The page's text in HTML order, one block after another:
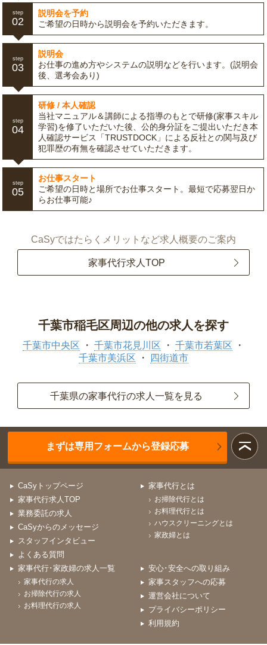
step
02
説明会を予約
ご希望の日時から説明会を予約いただきます。
step
03
説明会
お仕事の進め方やシステムの説明などを行います。(説明会
後、選考会あり)
step
04
研修 / 本人確認
当社マニュアル＆講師による指導のもとで研修(家事スキル
学習)を修了いただいた後、公的身分証をご提出いただき本
人確認サービス「TRUSTDOCK」による反社との関与及び
犯罪歴の有無を確認させていただきます。
step
05
お仕事スタート
ご希望の日時と場所でお仕事スタート。最短で応募翌日か
らお仕事可能♪
CaSyではたらくメリットなど求人概要のご案内
家事代行求人TOP
千葉市稲毛区周辺の他の求人を探す
千葉市中央区 千葉市花見川区
千葉市若葉区
千葉市美浜区
四街道市
千葉県の家事代行の求人一覧を見る
まずは専用フォームから登録応募
CaSyトップページ
家事代行求人TOP
業務委託の求人
CaSyからのメッセージ
スタッフインタビュー
よくある質問
家事代行とは
お掃除代行とは
お料理代行とは
ハウスクリーニングとは
家政婦とは
家事代行･家政婦の求人一覧
家事代行の求人
お掃除代行の求人
お料理代行の求人
安心･安全への取り組み
家事スタッフへの応募
運営会社について
プライバシーポリシー
利用規約